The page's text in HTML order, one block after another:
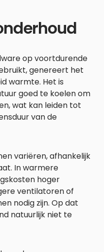
op voortdurende
genereert het
warmte. Het is
goed te koelen om
wat kan leiden tot
van de
variëren, afhankelijk
In warmere
hoger
ventilatoren of
nodig zijn. Op dat
natuurlijk niet te